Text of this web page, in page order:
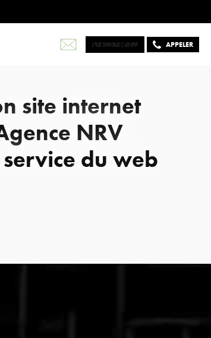
PRENDRE RDV
PRENDRE RDV APPELER
site internet
NRV
du web